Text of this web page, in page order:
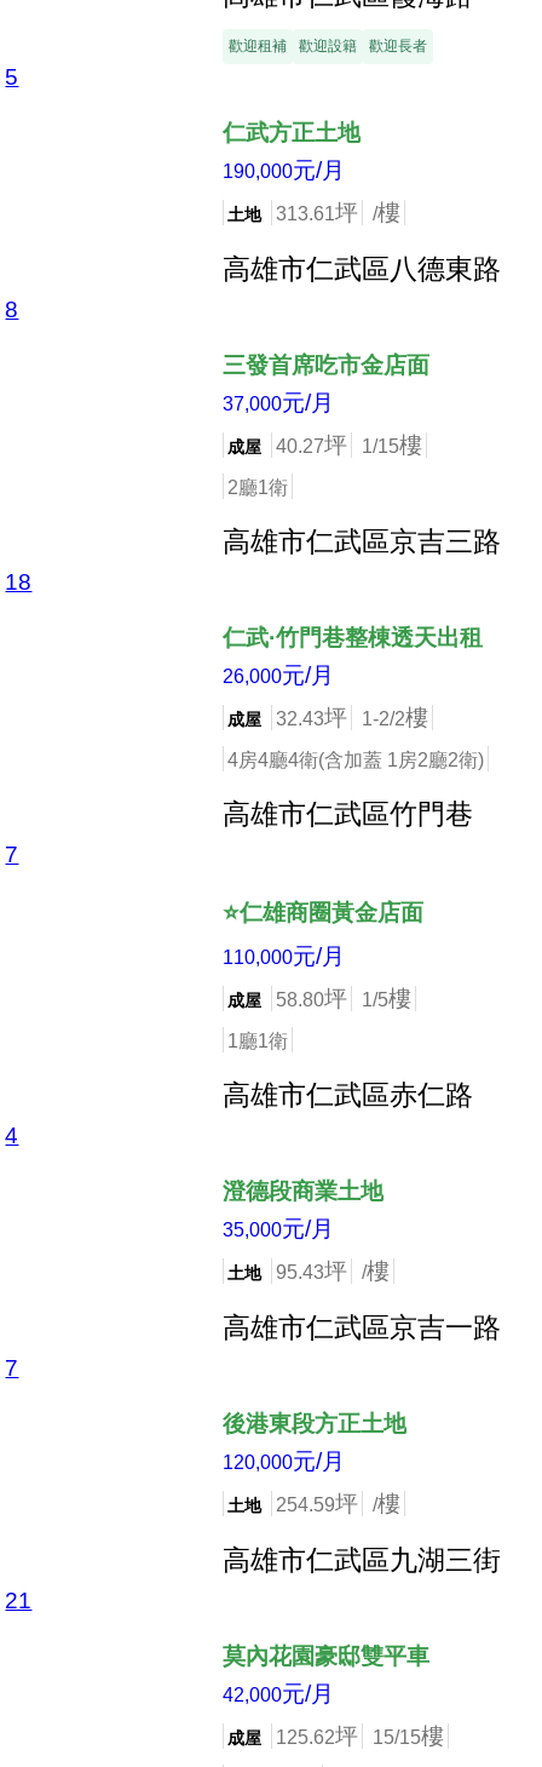
歡迎租補 歡迎設籍 歡迎長者
店長推薦
5
仁武方正土地
190,000元/月
土地 313.61坪 /樓
高雄市仁武區八德東路
店長推薦
8
三發首席吃市金店面
37,000元/月
成屋 40.27坪 1/15樓
2廳1衛
高雄市仁武區京吉三路
店長推薦
18
仁武·竹門巷整棟透天出租
26,000元/月
成屋 32.43坪 1-2/2樓
4房4廳4衛(含加蓋 1房2廳2衛)
高雄市仁武區竹門巷
店長推薦
7
⭐仁雄商圈黃金店面
110,000元/月
成屋 58.80坪 1/5樓
1廳1衛
高雄市仁武區赤仁路
店長推薦
4
澄德段商業土地
35,000元/月
土地 95.43坪 /樓
高雄市仁武區京吉一路
店長推薦
7
後港東段方正土地
120,000元/月
土地 254.59坪 /樓
高雄市仁武區九湖三街
店長推薦
21
莫內花園豪邸雙平車
42,000元/月
成屋 125.62坪 15/15樓